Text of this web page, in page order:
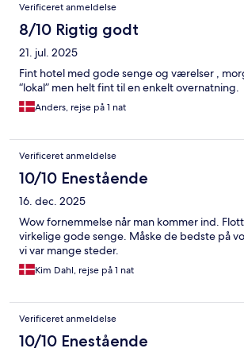
Verificeret anmeldelse
8/10 Rigtig godt
21. jul. 2025
Fint hotel med gode senge og værelser ,
“lokal” men helt fint til en enkelt overnatning.
Anders, rejse på 1 nat
Verificeret anmeldelse
10/10 Enestående
16. dec. 2025
Wow fornemmelse når man kommer ind.
virkelige gode senge. Måske de bedste på
vi var mange steder.
Kim Dahl, rejse på 1 nat
Verificeret anmeldelse
10/10 Enestående